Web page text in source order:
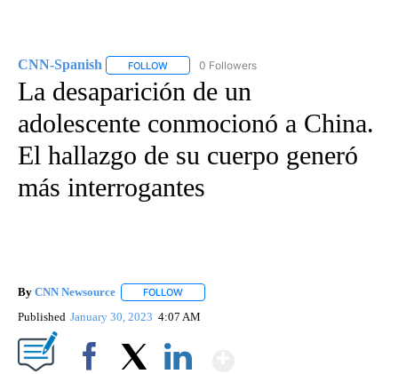
CNN-Spanish FOLLOW FOLLOW "CNN-SPANISH" TO RECEIVE
0 Followers
La desaparición de un
adolescente conmocionó a China.
El hallazgo de su cuerpo generó
más interrogantes
By CNN Newsource FOLLOW
Published January 30, 2023 4:07 AM